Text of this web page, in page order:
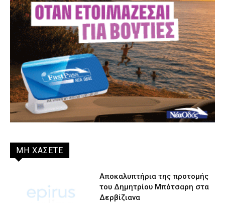
ΜΗ ΧΑΣΕΤΕ
Αποκαλυπτήρια της προτομής
του Δημητρίου Μπότσαρη στα
Δερβίζιανα